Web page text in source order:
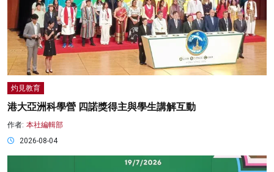
灼見教育
港大亞洲科學營 四諾獎得主與學生講解互動
作者: 本社編輯部
2026-08-04